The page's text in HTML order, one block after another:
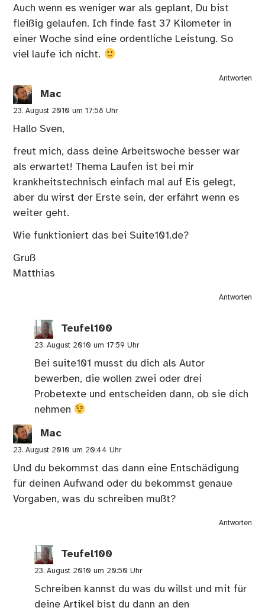
Auch wenn es weniger war als geplant, Du bist
fleißig gelaufen. Ich finde fast 37 Kilometer in
einer Woche sind eine ordentliche Leistung. So
viel laufe ich nicht.
Antworten
Mac
23. August 2010 um 17:58 Uhr
Hallo Sven,
freut mich, dass deine Arbeitswoche besser war
als erwartet! Thema Laufen ist bei mir
krankheitstechnisch einfach mal auf Eis gelegt,
aber du wirst der Erste sein, der erfährt wenn es
weiter geht.
Wie funktioniert das bei Suite101.de?
Gruß
Matthias
Antworten
Teufel100
23. August 2010 um 17:59 Uhr
Bei suite101 musst du dich als Autor
bewerben, die wollen zwei oder drei
Probetexte und entscheiden dann, ob sie dich
nehmen
Mac
23. August 2010 um 20:44 Uhr
Und du bekommst das dann eine Entschädigung
für deinen Aufwand oder du bekommst genaue
Vorgaben, was du schreiben mußt?
Antworten
Teufel100
23. August 2010 um 20:50 Uhr
Schreiben kannst du was du willst und mit für
deine Artikel bist du dann an den